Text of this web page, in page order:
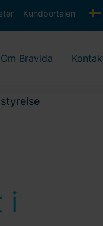
Kundportalen
Om Bravida
i